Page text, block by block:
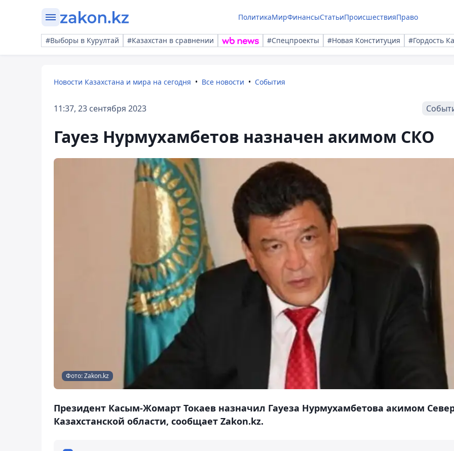
ПолитикаМирФинансыСтатьиПроисшествияПраво
#Выборы в Курултай #Казахстан в сравнении #Спецпроекты #Новая Конституция #Гордость
Новости Казахстана и мира на сегодня Все новости События
11:37, 23 сентября 2023
Гауез Нурмухамбетов назначен акимом СКО
Фото: Zakon.kz
Президент Касым-Жомарт Токаев назначил Гауеза Нурмухамбетова акимом
Казахстанской области, сообщает Zakon.kz.